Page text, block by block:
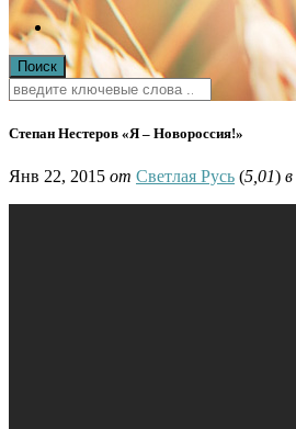
Степан Нестеров «Я – Новороссия!»
Янв 22, 2015 от Светлая Русь (5,01) в